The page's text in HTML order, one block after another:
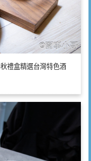
禮盒精選台灣特色酒